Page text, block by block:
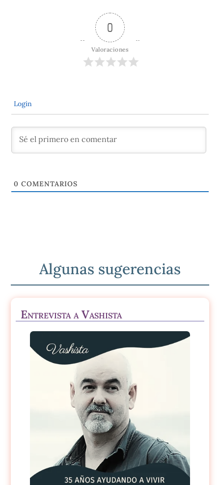
0
Valoraciones
Login
0 COMENTARIOS
Algunas sugerencias
Entrevista a Vashista